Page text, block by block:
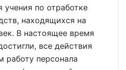
учения по отработке
находящихся на
В настоящее время
все действия
работу персонала